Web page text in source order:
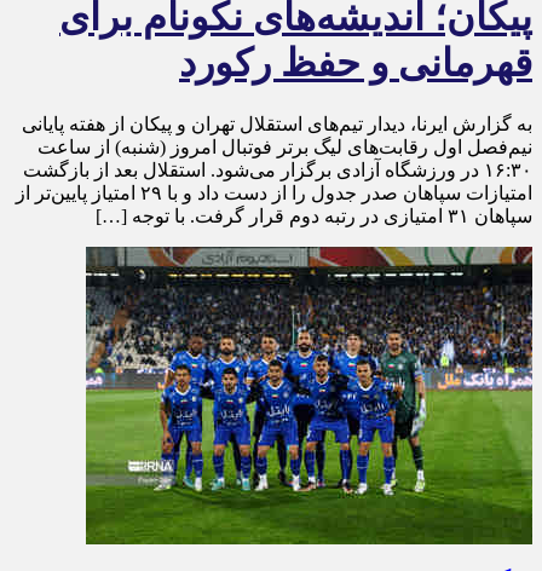
پیکان؛ اندیشه‌های نکونام برای
قهرمانی و حفظ رکورد
به گزارش ایرنا، دیدار تیم‌های استقلال تهران و پیکان از هفته پایانی
نیم‌فصل اول رقابت‌های لیگ برتر فوتبال امروز (شنبه) از ساعت
۱۶:۳۰ در ورزشگاه آزادی برگزار می‌شود. استقلال بعد از بازگشت
امتیازات سپاهان صدر جدول را از دست داد و با ۲۹ امتیاز پایین‌تر از
سپاهان ۳۱ امتیازی در رتبه دوم قرار گرفت. با توجه […]